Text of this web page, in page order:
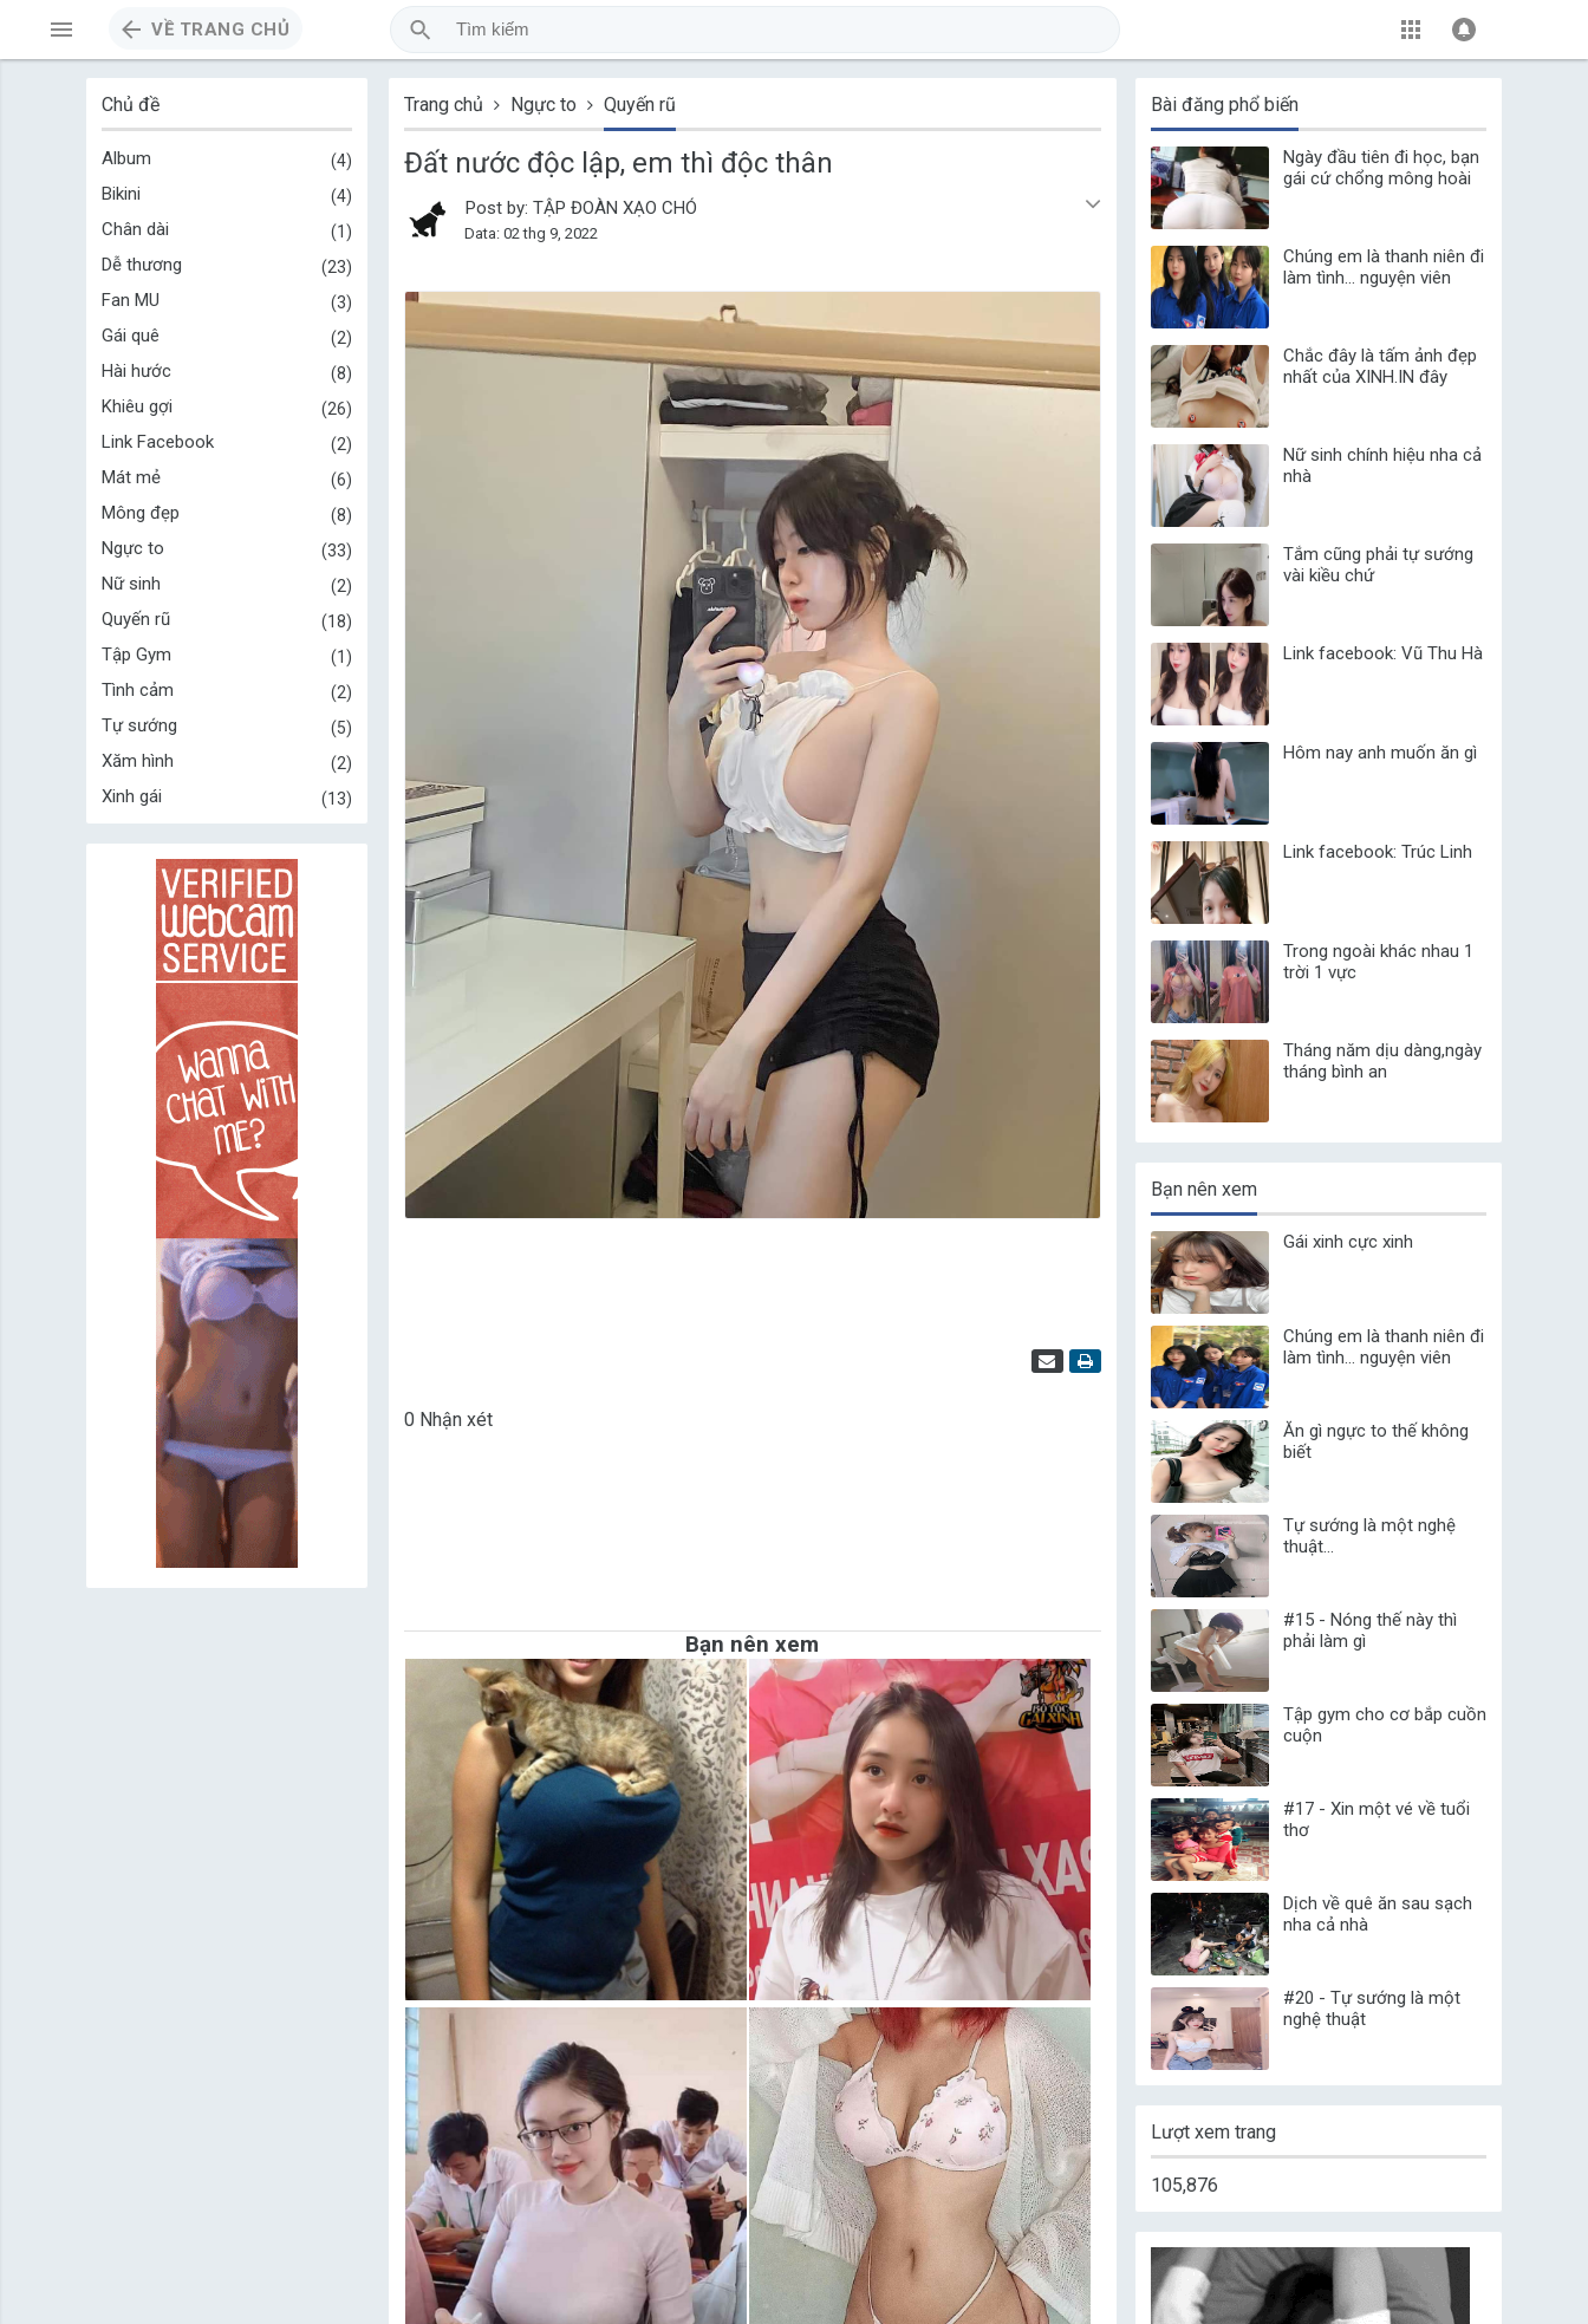
VỀ TRANG CHỦ
Chủ đề
Album 4
Bikini 4
Chân dài 1
Dễ thương 23
Fan MU 3
Gái quê 2
Hài hước 8
Khiêu gợi 26
Link Facebook 2
Mát mẻ 6
Mông đẹp 8
Ngực to 33
Nữ sinh 2
Quyến rũ 18
Tập Gym 1
Tình cảm 2
Tự sướng 5
Xăm hình 2
Xinh gái 13
Trang chủ Ngực to Quyến rũ
Đất nước độc lập, em thì độc thân
Post by: TẬP ĐOÀN XẠO CHÓ
Data: 02 thg 9, 2022
0 Nhận xét
Bạn nên xem
Bài đăng phổ biến
Ngày đầu tiên đi học, bạn
gái cứ chổng mông hoài
Chúng em là thanh niên đi
làm tình... nguyện viên
Chắc đây là tấm ảnh đẹp
nhất của XINH.IN đây
Nữ sinh chính hiệu nha cả
nhà
Tắm cũng phải tự sướng
vài kiều chứ
Link facebook: Vũ Thu Hà
Hôm nay anh muốn ăn gì
Link facebook: Trúc Linh
Trong ngoài khác nhau 1
trời 1 vực
Tháng năm dịu dàng,ngày
tháng bình an
Bạn nên xem
Gái xinh cực xinh
Chúng em là thanh niên đi
làm tình... nguyện viên
Ăn gì ngực to thế không
biết
Tự sướng là một nghệ
thuật...
#15 - Nóng thế này thì
phải làm gì
Tập gym cho cơ bắp cuồn
cuộn
#17 - Xin một vé về tuổi
thơ
Dịch về quê ăn sau sạch
nha cả nhà
#20 - Tự sướng là một
nghệ thuật
Lượt xem trang
105,876